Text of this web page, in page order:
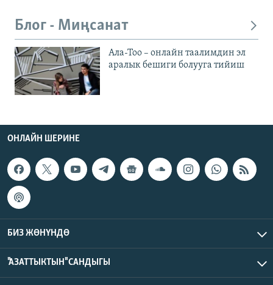
Блог - Миңсанат
Ала-Тоо – онлайн таалимдин эл
аралык бешиги болууга тийиш
ОНЛАЙН ШЕРИНЕ
БИЗ ЖӨНҮНДӨ
"АЗАТТЫКТЫН" САНДЫГЫ